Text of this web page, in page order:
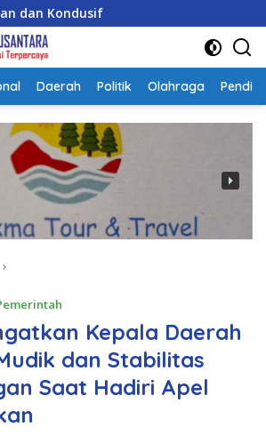
Daerah Politik Olahraga
Kepala Daerah
dan Stabilitas
Saat Hadiri Apel